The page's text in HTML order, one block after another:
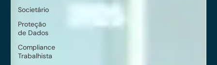
Societário
Proteção
de Dados
Compliance
Trabalhista